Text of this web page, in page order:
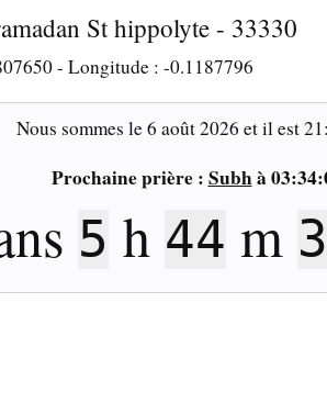
St hippolyte - 33330
- Longitude : -0.1187796
Nous sommes le6 août 2026 et il est
Prochaine prière : Subhà
5 h 44 m